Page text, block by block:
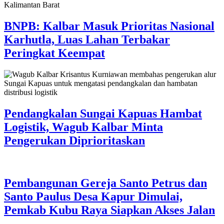
BNPB: Kalbar Masuk Prioritas Nasional
Karhutla, Luas Lahan Terbakar
Peringkat Keempat
Pendangkalan Sungai Kapuas Hambat
Logistik, Wagub Kalbar Minta
Pengerukan Diprioritaskan
Pembangunan Gereja Santo Petrus dan
Santo Paulus Desa Kapur Dimulai,
Pemkab Kubu Raya Siapkan Akses Jalan